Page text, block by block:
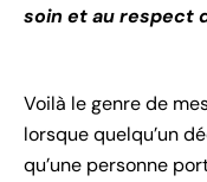
soin et au respect
Voilà le genre de
lorsque quelqu’un
qu’une personne